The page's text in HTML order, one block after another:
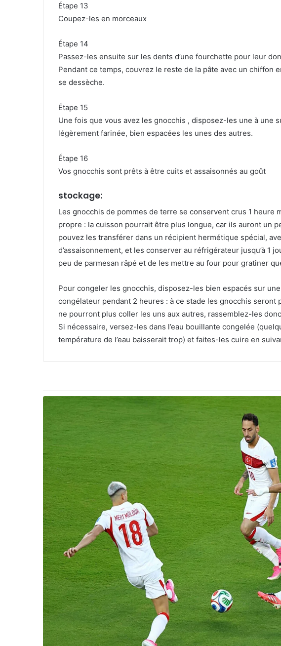
Étape 13
Coupez-les en morceaux
Étape 14
Passez-les ensuite sur les dents d’une fourchette pour leur
Pendant ce temps, couvrez le reste de la pâte avec un chiffon
se dessèche.
Étape 15
Une fois que vous avez les gnocchis , disposez-les une à une
légèrement farinée, bien espacées les unes des autres.
Étape 16
Vos gnocchis sont prêts à être cuits et assaisonnés au goût
stockage:
Les gnocchis de pommes de terre se conservent crus 1 heure
propre : la cuisson pourrait être plus longue, car ils auront un
pouvez les transférer dans un récipient hermétique spécial,
d’assaisonnement, et les conserver au réfrigérateur jusqu’à 1
peu de parmesan râpé et de les mettre au four pour gratiner
Pour congeler les gnocchis, disposez-les bien espacés sur
congélateur pendant 2 heures : à ce stade les gnocchis
ne pourront plus coller les uns aux autres, rassemblez-les
Si nécessaire, versez-les dans l’eau bouillante congelée
température de l’eau baisserait trop) et faites-les cuire en